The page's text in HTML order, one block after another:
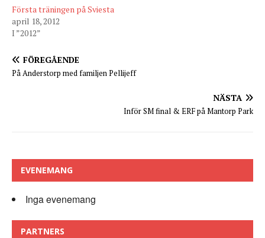
Första träningen på Sviesta
april 18, 2012
I ”2012”
FÖREGÅENDE
På Anderstorp med familjen Pellijeff
NÄSTA
Inför SM final & ERF på Mantorp Park
EVENEMANG
Inga evenemang
PARTNERS